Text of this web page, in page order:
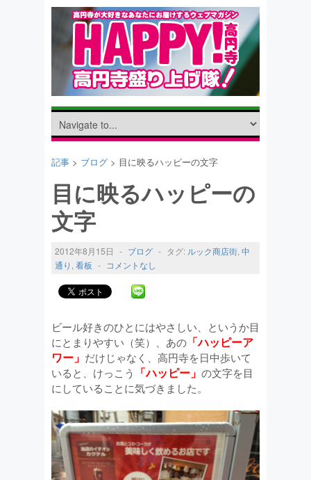
記事 > ブログ > 目に映るハッピーの文字
目に映るハッピーの
文字
2012年8月15日 - ブログ - タグ: ルック商店街, 中
通り , 看板 - コメントなし
ビール好きのひとにはやさしい、というか目
にとまりやすい（笑）、あの 「ハッピーア
ワー」 だけじゃなく、高円寺を日中歩いて
いると、けっこう
「ハッピー」 の文字を目
にしていることに気づきました。